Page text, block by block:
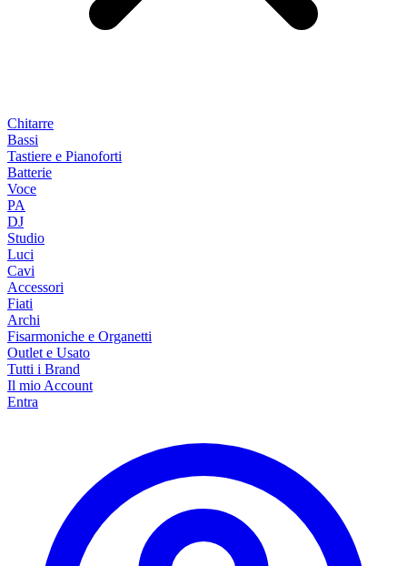
Chitarre
Bassi
Tastiere e Pianoforti
Batterie
Voce
PA
DJ
Studio
Luci
Cavi
Accessori
Fiati
Archi
Fisarmoniche e Organetti
Outlet e Usato
Tutti i Brand
Il mio Account
Entra